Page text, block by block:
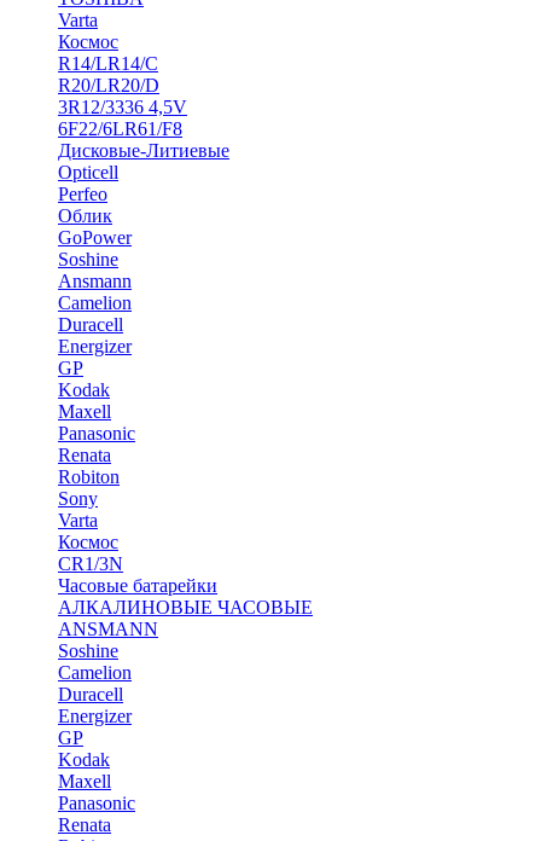
Varta
Космос
R14/LR14/C
R20/LR20/D
3R12/3336 4,5V
6F22/6LR61/F8
Дисковые-Литиевые
Opticell
Perfeo
Облик
GoPower
Soshine
Ansmann
Camelion
Duracell
Energizer
GP
Kodak
Maxell
Panasonic
Renata
Robiton
Sony
Varta
Космос
CR1/3N
Часовые батарейки
АЛКАЛИНОВЫЕ ЧАСОВЫЕ
ANSMANN
Soshine
Camelion
Duracell
Energizer
GP
Kodak
Maxell
Panasonic
Renata